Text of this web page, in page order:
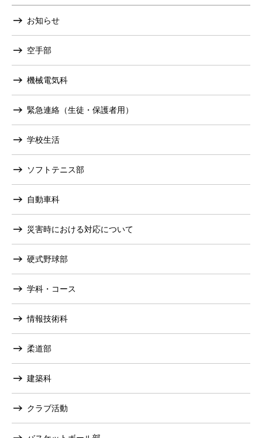
お知らせ
空手部
機械電気科
緊急連絡（生徒・保護者用）
学校生活
ソフトテニス部
自動車科
災害時における対応について
硬式野球部
学科・コース
情報技術科
柔道部
建築科
クラブ活動